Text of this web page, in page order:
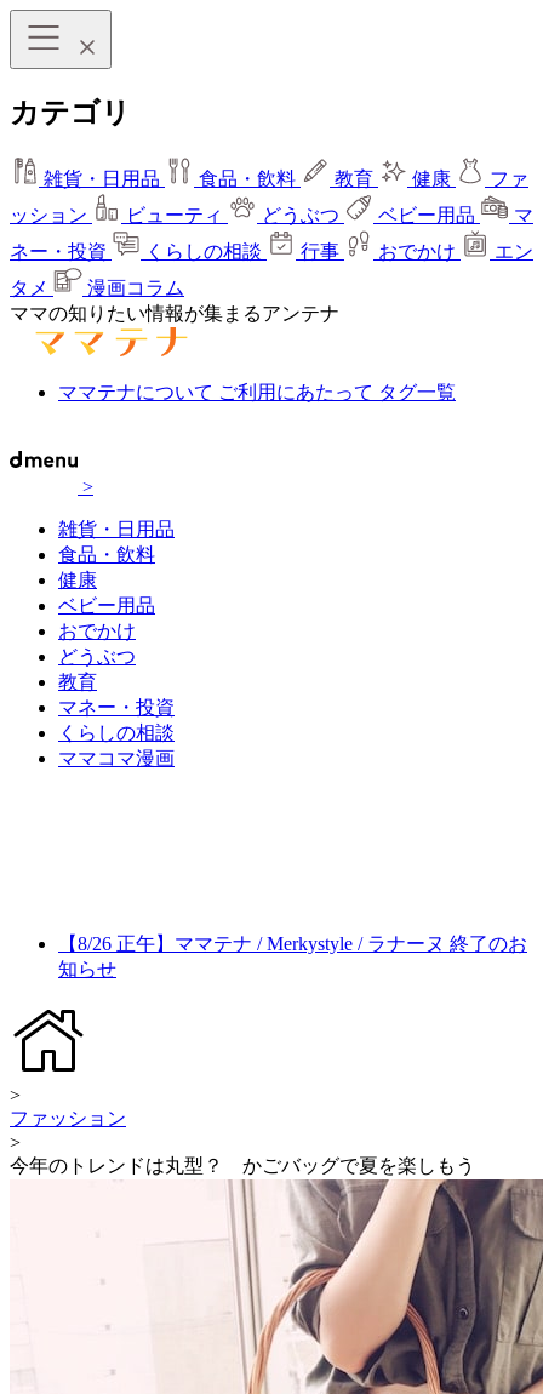
カテゴリ
雑貨・日用品 食品・飲料 教育 健康
ファ
ッション
ビューティ どうぶつ ベビー用品
マ
ネー・投資
くらしの相談 行事 おでかけ
エン
タメ
漫画コラム
ママの知りたい情報が集まるアンテナ
ママテナについて ご利用にあたって タグ一覧
>
雑貨・日用品
食品・飲料
健康
ベビー用品
おでかけ
どうぶつ
教育
マネー・投資
くらしの相談
ママコマ漫画
【8/26 正午】ママテナ / Merkystyle / ラナーヌ 終了のお
知らせ
>
ファッション
>
今年のトレンドは丸型？ かごバッグで夏を楽しもう